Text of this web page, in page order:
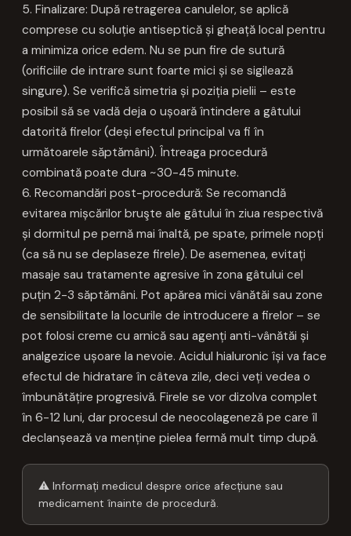
5. Finalizare: După retragerea canulelor, se aplică
comprese cu soluție antiseptică și gheață local pentru
a minimiza orice edem. Nu se pun fire de sutură
(orificiile de intrare sunt foarte mici și se sigilează
singure). Se verifică simetria și poziția pielii – este
posibil să se vadă deja o ușoară întindere a gâtului
datorită firelor (deși efectul principal va fi în
următoarele săptămâni). Întreaga procedură
combinată poate dura ~30-45 minute.
6. Recomandări post-procedură: Se recomandă
evitarea mișcărilor bruşte ale gâtului în ziua respectivă
și dormitul pe pernă mai înaltă, pe spate, primele nopți
(ca să nu se deplaseze firele). De asemenea, evitați
masaje sau tratamente agresive în zona gâtului cel
puțin 2-3 săptămâni. Pot apărea mici vânătăi sau zone
de sensibilitate la locurile de introducere a firelor – se
pot folosi creme cu arnică sau agenți anti-vânătăi și
analgezice ușoare la nevoie. Acidul hialuronic își va face
efectul de hidratare în câteva zile, deci veți vedea o
îmbunătățire progresivă. Firele se vor dizolva complet
în 6-12 luni, dar procesul de neocolageneză pe care îl
declanșează va menține pielea fermă mult timp după.
⚠ Informați medicul despre orice afecțiune sau
medicament înainte de procedură.